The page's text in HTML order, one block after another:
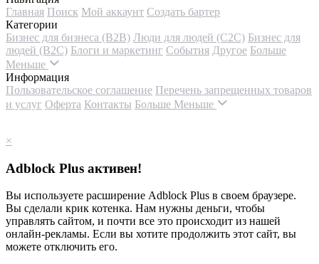
Главная Поиск Мой аккаунт Создать бартер
Категории
Бизнес для бизнеса (B2B) Люди для людей (С2С) Бизнес для
людей (B2C) Блоги и маркетинг События Другое Больше
Меньше
Информация
Пользовательское соглашение Перечень запрещенных товаров
и услуг Оферта Контакты Больше Меньше
×
Adblock Plus активен!
Вы используете расширение Adblock Plus в своем браузере.
Вы сделали крик котенка. Нам нужны деньги, чтобы
управлять сайтом, и почти все это происходит из нашей
онлайн-рекламы. Если вы хотите продолжить этот сайт, вы
можете отключить его.